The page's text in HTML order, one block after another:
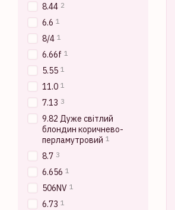
8.44 2
6.6 1
8/4 1
6.66f 1
5.55 1
11.0 1
7.13 3
9.82 Дуже світлий
блондин коричнево-
перламутровий 1
8.7 3
6.656 1
506NV 1
6.73 1